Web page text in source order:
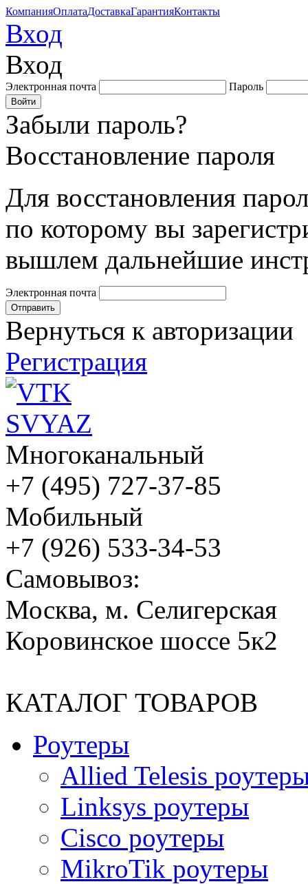
КомпанияОплатаДоставкаГарантияКонтакты
Вход
Вход
Электронная почта Пароль
Забыли пароль?
Восстановление пароля
Для восстановления
по которому вы
вышлем дальнейшие
Электронная почта
Вернуться к авторизации
Регистрация
Многоканальный
+7 (495) 727-37-85
Мобильный
+7 (926) 533-34-53
Cамовывоз:
Москва, м. Селигерская
Коровинское шоссе 5к2
КАТАЛОГ ТОВАРОВ
Роутеры
Allied Telesis
Linksys роутеры
Cisco роутеры
MikroTik роутеры